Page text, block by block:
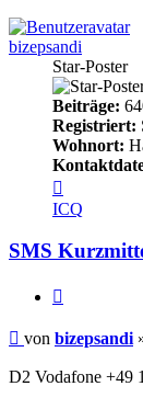
bizepsandi
Star-Poster
Beiträge:
Registriert:
Wohnort:
von
bizepsandi
ICQ
SMS
Beitrag
von bizepsandi
D2 Vodafone +49